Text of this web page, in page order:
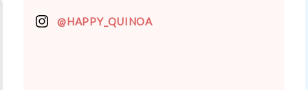
@HAPPY_QUINOA